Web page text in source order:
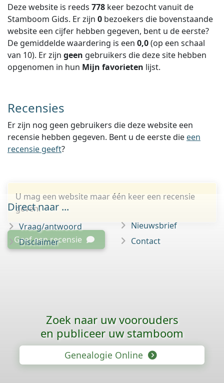
Deze website is reeds 778 keer bezocht vanuit de
Stamboom Gids. Er zijn 0 bezoekers die bovenstaande
website een cijfer hebben gegeven, bent u de eerste?
De gemiddelde waardering is een 0,0(op een schaal
van 10). Er zijn geen gebruikers die deze site hebben
opgenomen in hun Mijn favorieten lijst.
Recensies
Er zijn nog geen gebruikers die deze website een
recensie hebben gegeven. Bent u de eerste die een
recensie geeft?
U mag een website maar één keer een recensie
geven.
Geef een recensie
Direct naar ...
Vraag/antwoord
Disclaimer
Nieuwsbrief
Contact
Zoek naar uw voorouders
en publiceer uw stamboom
Genealogie Online